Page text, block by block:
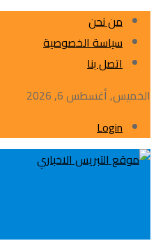
من نحن
سياسة الخصوصية
اتصل بنا
الخميس, أغسطس 6, 2026
Login